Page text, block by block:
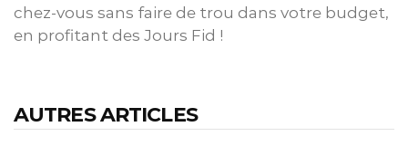
chez-vous sans faire de trou dans votre budget,
en profitant des Jours Fid !
AUTRES ARTICLES